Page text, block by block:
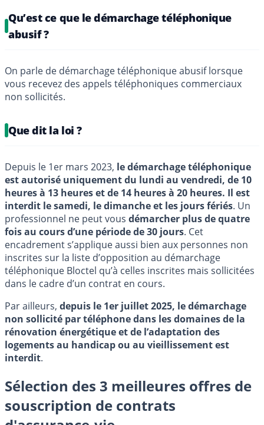
Qu’est ce que le démarchage téléphonique
abusif ?
On parle de démarchage téléphonique abusif lorsque
vous recevez des appels téléphoniques commerciaux
non sollicités.
Que dit la loi ?
Depuis le 1er mars 2023, le démarchage téléphonique
est autorisé uniquement du lundi au vendredi, de 10
heures à 13 heures et de 14 heures à 20 heures. Il est
interdit le samedi, le dimanche et les jours fériés. Un
professionnel ne peut vous démarcher plus de quatre
fois au cours d’une période de 30 jours. Cet
encadrement s’applique aussi bien aux personnes non
inscrites sur la liste d’opposition au démarchage
téléphonique Bloctel qu’à celles inscrites mais sollicitées
dans le cadre d’un contrat en cours.
Par ailleurs, depuis le 1er juillet 2025, le démarchage
non sollicité par téléphone dans les domaines de la
rénovation énergétique et de l’adaptation des
logements au handicap ou au vieillissement est
interdit.
Sélection des 3 meilleures offres de
souscription de contrats